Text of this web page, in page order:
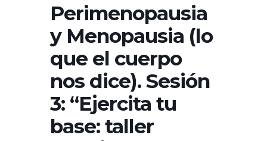
Perimenopausia
y Menopausia (lo
que el cuerpo
nos dice). Sesión
3: “Ejercita tu
base: taller